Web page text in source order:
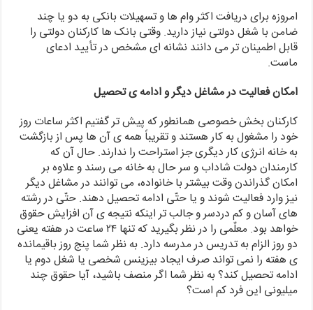
امروزه برای دریافت اکثر وام ها و تسهیلات بانکی به دو یا چند
ضامن با شغل دولتی نیاز دارید. وقتی بانک ها کارکنان دولتی را
قابل اطمینان تر می دانند نشانه ای مشخص در تأیید ادعای
ماست.
امکان فعالیت در مشاغل دیگر و ادامه ی تحصیل
کارکنان بخش خصوصی همانطور که پیش تر گفتیم اکثر ساعات روز
خود را مشغول به کار هستند و تقریباً همه ی آن ها پس از بازگشت
به خانه انرژی کار دیگری جز استراحت را ندارند. حال آن که
کارمندان دولت شاداب و سر حال به خانه می رسند و علاوه بر
امکان گذراندن وقت بیشتر با خانواده، می توانند در مشاغل دیگر
نیز وارد فعالیت شوند و یا حتّی ادامه تحصیل دهند. حتّی در رشته
های آسان و کم دردسر و جالب تر اینکه نتیجه ی آن افزایش حقوق
خواهد بود. معلّمی را در نظر بگیرید که تنها ۲۴ ساعت در هفته یعنی
دو روز الزام به تدریس در مدرسه دارد. به نظر شما پنج روز باقیمانده
ی هفته را نمی تواند صرف ایجاد بیزینس شخصی یا شغل دوم یا
ادامه تحصیل کند؟ به نظر شما اگر منصف باشید، آیا حقوق چند
میلیونی این فرد کم است؟